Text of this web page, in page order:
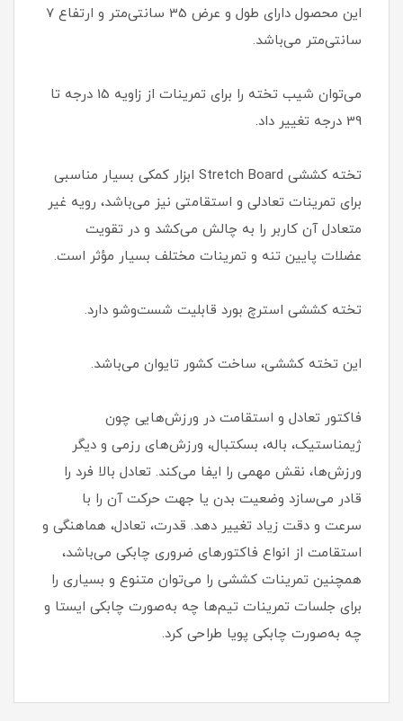
این محصول دارای طول و عرض 35 سانتی‌متر و ارتفاع 7
سانتی‌متر می‌باشد.
می‌توان شیب تخته را برای تمرینات از زاویه 15 درجه تا
39 درجه تغییر داد.
تخته کششی Stretch Board ابزار کمکی بسیار مناسبی
برای تمرینات تعادلی و استقامتی نیز می‌باشد، رویه غیر
متعادل آن کاربر را به چالش می‌کشد و در تقویت
عضلات پایین تنه و تمرینات مختلف بسیار مؤثر است.
تخته کششی استرچ بورد قابلیت شست‌وشو دارد.
این تخته کششی، ساخت کشور تایوان می‌باشد.
فاکتور تعادل و استقامت در ورزش‌هایی چون
ژیمناستیک، باله، بسکتبال، ورزش‌های رزمی و دیگر
ورزش‌ها، نقش مهمی را ایفا می‌کند. تعادل بالا فرد را
قادر می‌سازد وضعیت بدن یا جهت حرکت آن را با
سرعت و دقت زیاد تغییر دهد. قدرت، تعادل، هماهنگی و
استقامت از انواع فاکتورهای ضروری چابکی می‌باشد،
همچنین تمرینات کششی را می‌توان متنوع و بسیاری را
برای جلسات تمرینات تیم‌ها چه به‌صورت چابکی ایستا و
چه به‌صورت چابکی پویا طراحی کرد.